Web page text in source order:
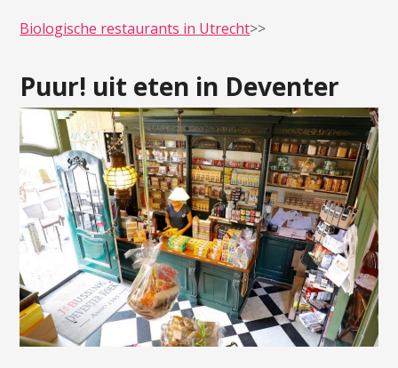
Biologische restaurants in Utrecht>>
Puur! uit eten in Deventer